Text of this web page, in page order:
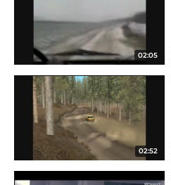
02:05
02:52